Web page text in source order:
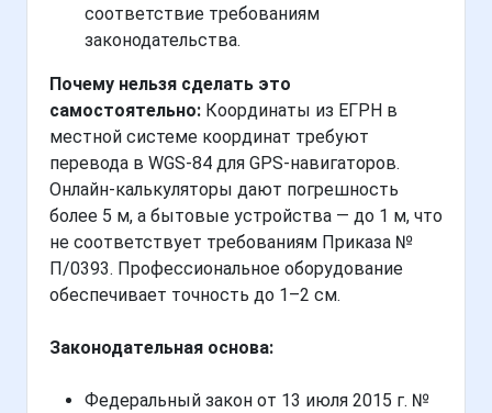
соответствие требованиям
законодательства.
Почему нельзя сделать это
самостоятельно: Координаты из ЕГРН в
местной системе координат требуют
перевода в WGS-84 для GPS-навигаторов.
Онлайн-калькуляторы дают погрешность
более 5 м, а бытовые устройства — до 1 м, что
не соответствует требованиям Приказа №
П/0393. Профессиональное оборудование
обеспечивает точность до 1–2 см.
Законодательная основа:
Федеральный закон от 13 июля 2015 г. №